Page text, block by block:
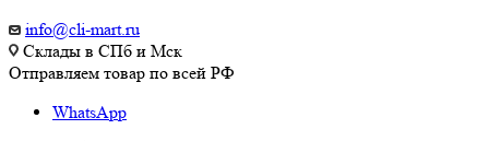
info@cli-mart.ru
Склады в СПб и Мск
Отправляем товар по всей РФ
WhatsApp